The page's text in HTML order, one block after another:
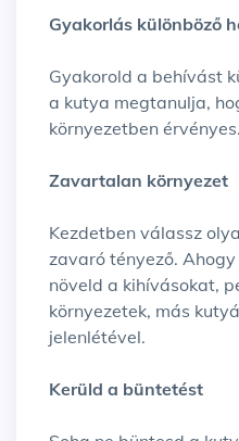
Gyakorlás különböző
Gyakorold a behívást
a kutya megtanulja,
környezetben érvényes.
Zavartalan környezet
Kezdetben válassz
zavaró tényező.
növeld a kihívásokat,
környezetek, más
jelenlétével.
Kerüld a büntetést